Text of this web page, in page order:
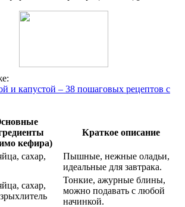
и капустой – 38 пошаговых рецептов с
кефира)
Краткое описание
сахар,
Пышные, нежные оладьи,
идеальные для завтрака.
сахар,
Тонкие, ажурные блины,
можно подавать с любой
начинкой.